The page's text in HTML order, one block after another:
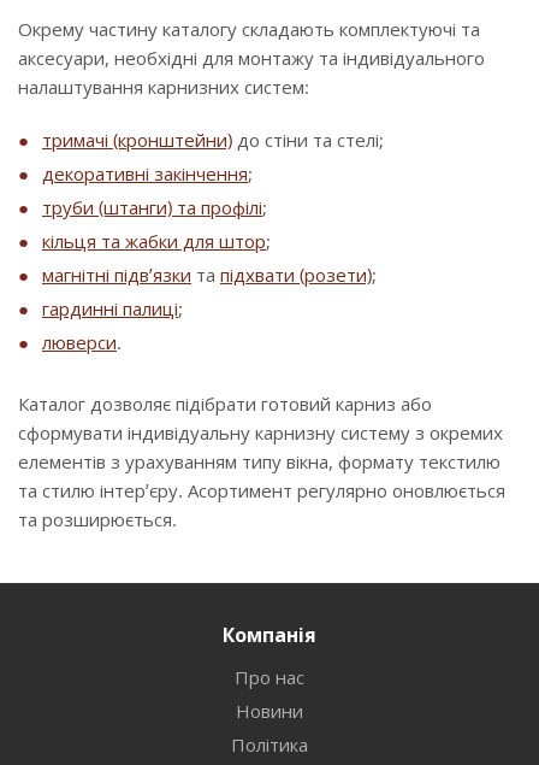
Окрему частину каталогу складають комплектуючі та
аксесуари, необхідні для монтажу та індивідуального
налаштування карнизних систем:
тримачі (кронштейни) до стіни та стелі;
декоративні закінчення;
труби (штанги) та профілі;
кільця та жабки для штор;
магнітні підв’язки та підхвати (розети);
гардинні палиці;
люверси.
Каталог дозволяє підібрати готовий карниз або
сформувати індивідуальну карнизну систему з окремих
елементів з урахуванням типу вікна, формату текстилю
та стилю інтер’єру. Асортимент регулярно оновлюється
та розширюється.
Компанія
Про нас
Новини
Політика